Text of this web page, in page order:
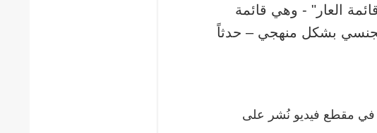
العار" - وهي قائمة
بشكل منهجي – حدثاً
في مقطع فيديو نُشر على